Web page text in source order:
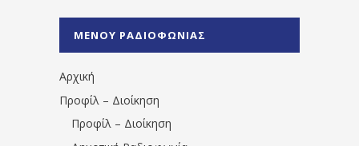
1531194763766854/" artist="" ]
ΜΕΝΟΥ ΡΑΔΙΟΦΩΝΙΑΣ
Αρχική
Προφίλ – Διοίκηση
Προφίλ – Διοίκηση